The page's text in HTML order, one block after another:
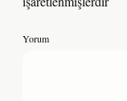
Yorum